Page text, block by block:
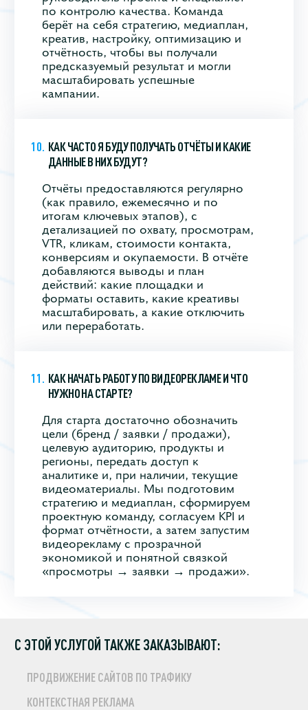
по контролю качества. Команда
берёт на себя стратегию, медиаплан,
креатив, настройку, оптимизацию и
отчётность, чтобы вы получали
предсказуемый результат и могли
масштабировать успешные
кампании.
КАК ЧАСТО Я БУДУ ПОЛУЧАТЬ ОТЧЁТЫ И КАКИЕ
ДАННЫЕ В НИХ БУДУТ?
Отчёты предоставляются регулярно
(как правило, ежемесячно и по
итогам ключевых этапов), с
детализацией по охвату, просмотрам,
VTR, кликам, стоимости контакта,
конверсиям и окупаемости. В отчёте
добавляются выводы и план
действий: какие площадки и
форматы оставить, какие креативы
масштабировать, а какие отключить
или переработать.
КАК НАЧАТЬ РАБОТУ ПО ВИДЕОРЕКЛАМЕ И ЧТО
НУЖНО НА СТАРТЕ?
Для старта достаточно обозначить
цели (бренд / заявки / продажи),
целевую аудиторию, продукты и
регионы, передать доступ к
аналитике и, при наличии, текущие
видеоматериалы. Мы подготовим
стратегию и медиаплан, сформируем
проектную команду, согласуем KPI и
формат отчётности, а затем запустим
видеорекламу с прозрачной
экономикой и понятной связкой
«просмотры → заявки → продажи».
С ЭТОЙ УСЛУГОЙ ТАКЖЕ ЗАКАЗЫВАЮТ:
ПРОДВИЖЕНИЕ САЙТОВ ПО ТРАФИКУ
КОНТЕКСТНАЯ РЕКЛАМА